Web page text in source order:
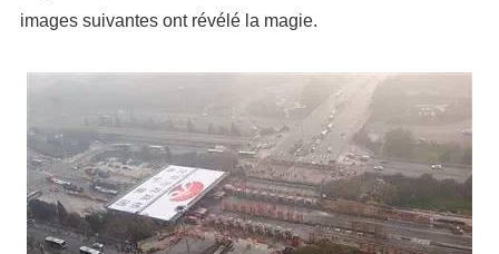
images suivantes ont révélé la magie.